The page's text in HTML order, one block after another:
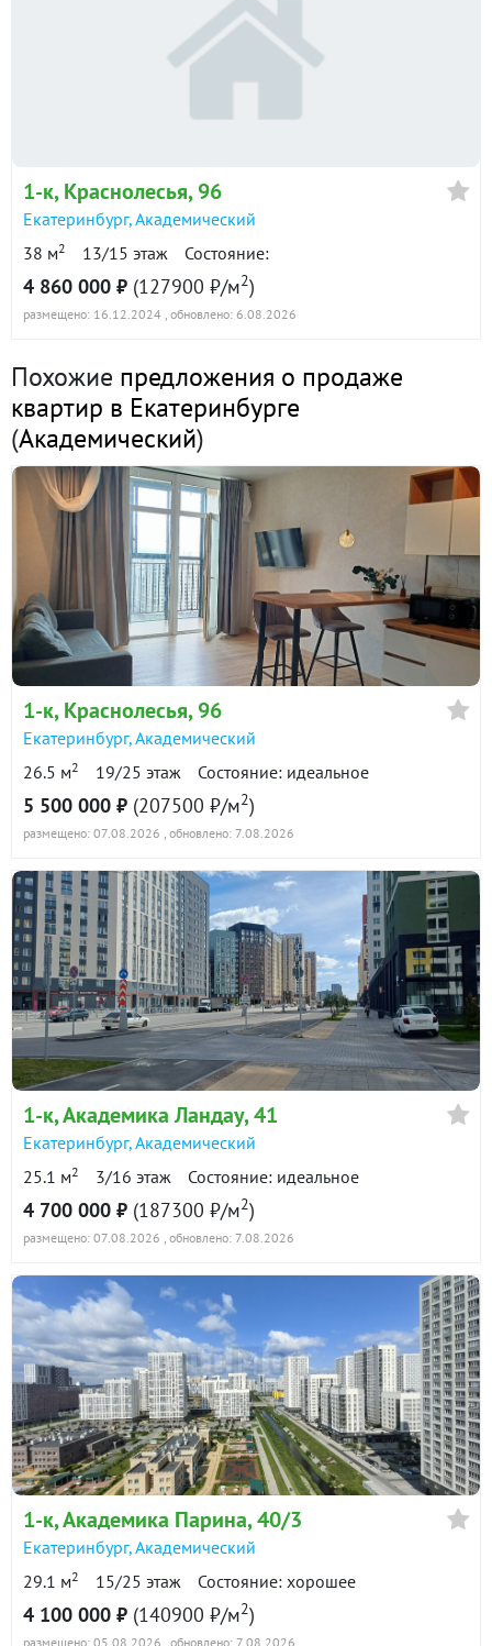
1-к, Краснолесья, 96
Екатеринбург,Академический
38 м2 13/15 этаж Состояние:
4 860 000 ₽ (127900 ₽/м2)
размещено: 16.12.2024 , обновлено: 6.08.2026
Похожие предложения о продаже
квартир в Екатеринбурге
(Академический)
1-к, Краснолесья, 96
Екатеринбург,Академический
26.5 м2 19/25 этаж Состояние: идеальное
5 500 000 ₽ (207500 ₽/м2)
размещено: 07.08.2026 , обновлено: 7.08.2026
1-к, Академика Ландау, 41
Екатеринбург,Академический
25.1 м2 3/16 этаж Состояние: идеальное
4 700 000 ₽ (187300 ₽/м2)
размещено: 07.08.2026 , обновлено: 7.08.2026
1-к, Академика Парина, 40/3
Екатеринбург,Академический
29.1 м2 15/25 этаж Состояние: хорошее
4 100 000 ₽ (140900 ₽/м2)
размещено: 05.08.2026 , обновлено: 7.08.2026